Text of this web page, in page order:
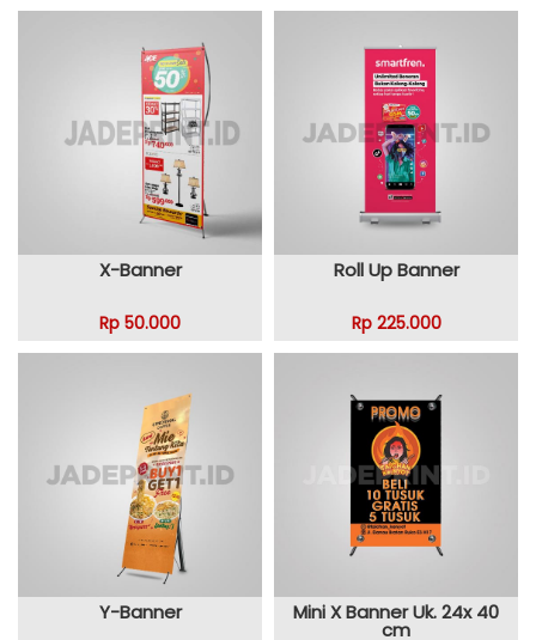
X-Banner
Rp 50.000
Roll Up Banner
Rp 225.000
Y-Banner Mini X Banner Uk. 24x 40
cm